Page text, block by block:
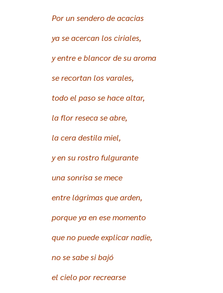
Por un sendero de acacias
ya se acercan los ciriales,
y entre e blancor de su aroma
se recortan los varales,
todo el paso se hace altar,
la flor reseca se abre,
la cera destila miel,
y en su rostro fulgurante
una sonrisa se mece
entre lágrimas que arden,
porque ya en ese momento
que no puede explicar nadie,
no se sabe si bajó
el cielo por recrearse